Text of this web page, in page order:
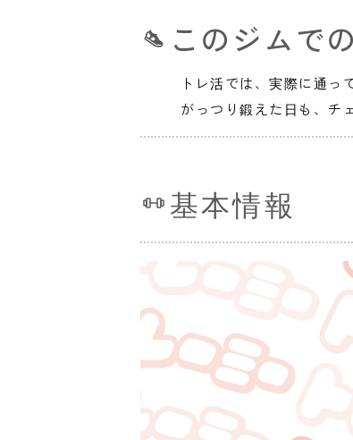
このジムで
トレ活では、実際に通
がっつり鍛えた日も、チ
基本情報